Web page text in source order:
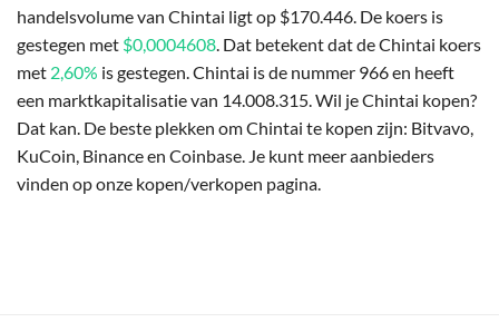
handelsvolume van Chintai ligt op $170.446. De koers is
gestegen met $0,0004608. Dat betekent dat de Chintai koers
met 2,60% is gestegen. Chintai is de nummer 966 en heeft
een marktkapitalisatie van 14.008.315. Wil je Chintai kopen?
Dat kan. De beste plekken om Chintai te kopen zijn: Bitvavo,
KuCoin, Binance en Coinbase. Je kunt meer aanbieders
vinden op onze kopen/verkopen pagina.